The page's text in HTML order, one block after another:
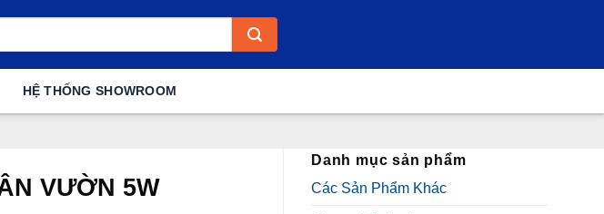
HỆ THỐNG SHOWROOM
Danh mục sản phẩm
Các Sản Phẩm Khác
VƯỜN 5W